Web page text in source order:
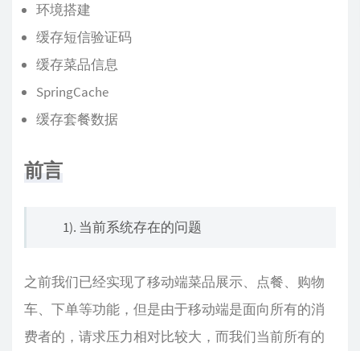
环境搭建
缓存短信验证码
缓存菜品信息
SpringCache
缓存套餐数据
前言
1). 当前系统存在的问题
之前我们已经实现了移动端菜品展示、点餐、购物
车、下单等功能，但是由于移动端是面向所有的消
费者的，请求压力相对比较大，而我们当前所有的